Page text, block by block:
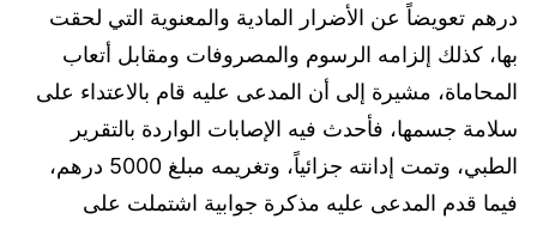
درهم تعويضاً عن الأضرار المادية والمعنوية التي لحقت
بها، كذلك إلزامه الرسوم والمصروفات ومقابل أتعاب
المحاماة، مشيرة إلى أن المدعى عليه قام بالاعتداء على
سلامة جسمها، فأحدث فيه الإصابات الواردة بالتقرير
الطبي، وتمت إدانته جزائياً، وتغريمه مبلغ 5000 درهم،
فيما قدم المدعى عليه مذكرة جوابية اشتملت على